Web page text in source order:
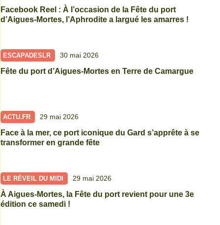
Facebook Reel : À l’occasion de la Fête du port
d’Aigues-Mortes, l’Aphrodite a largué les amarres !
ESCAPADESLR 30 mai 2026
Fête du port d’Aigues-Mortes en Terre de Camargue
ACTU.FR 29 mai 2026
Face à la mer, ce port iconique du Gard s’apprête à se
transformer en grande fête
LE RÉVEIL DU MIDI 29 mai 2026
À Aigues-Mortes, la Fête du port revient pour une 3e
édition ce samedi !